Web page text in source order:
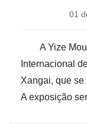
01
A Yize
Internacional
Xangai, que se
A exposição